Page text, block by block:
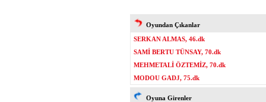
Oyundan Çıkanlar
SERKAN ALMAS, 46.dk
SAMİ BERTU TÜNSAY, 70.dk
MEHMETALİ ÖZTEMİZ, 70.dk
MODOU GADJ, 75.dk
Oyuna Girenler